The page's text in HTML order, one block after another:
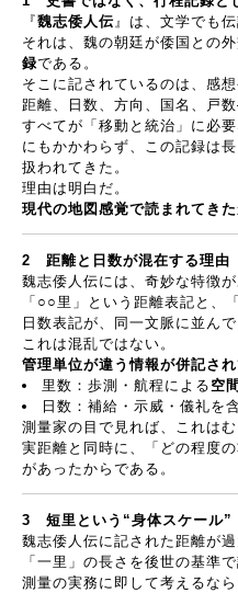
『魏志倭人伝 』は、文学でも
それは、魏の朝廷が倭国との
録である。
そこに記されているのは、感想
距離、日数、方向、国名、戸数
すべてが「移動と統治」に必
にもかかわらず、この記録は
扱われてきた。
理由は明白だ。
現代の地図感覚で読まれてきた
2 距離と日数が混在する理由
魏志倭人伝には、奇妙な特徴が
「 ○○ 里」という距離表記と、
日数表記が、同一文脈に並んで
これは混乱ではない。
管理単位が違う情報が併記さ
里数：歩測・航程による 空
日数：補給・示威・儀礼を
測量家の目で見れば、これはむ
実距離と同時に、「どの程度
があったからである。
3 短里という “身体スケール”
魏志倭人伝に記された距離が
「一里」の長さを後世の基準
測量の実務に即して考えるなら